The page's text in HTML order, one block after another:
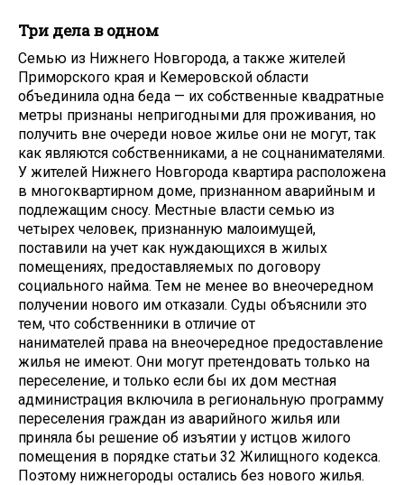
Три дела в одном
Семью из Нижнего Новгорода, а также жителей
Приморского края и Кемеровской области
объединила одна беда — их собственные квадратные
метры признаны непригодными для проживания, но
получить вне очереди новое жилье они не могут, так
как являются собственниками, а не соцнанимателями.
У жителей Нижнего Новгорода квартира расположена
в многоквартирном доме, признанном аварийным и
подлежащим сносу. Местные власти семью из
четырех человек, признанную малоимущей,
поставили на учет как нуждающихся в жилых
помещениях, предоставляемых по договору
социального найма. Тем не менее во внеочередном
получении нового им отказали. Суды объяснили это
тем, что собственники в отличие от
нанимателей права на внеочередное предоставление
жилья не имеют. Они могут претендовать только на
переселение, и только если бы их дом местная
администрация включила в региональную программу
переселения граждан из аварийного жилья или
приняла бы решение об изъятии у истцов жилого
помещения в порядке статьи 32 Жилищного кодекса.
Поэтому нижнегороды остались без нового жилья.